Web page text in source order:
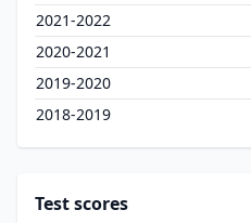
2021-2022
2020-2021
2019-2020
2018-2019
Test scores